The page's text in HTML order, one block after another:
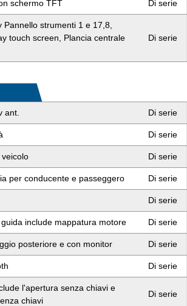
schermo TFT Di serie
strumenti 1 e 17,8,
touch screen, Plancia centrale
Di serie
ant. Di serie
Di serie
Di serie
per conducente e passeggero Di serie
Di serie
include mappatura motore Di serie
posteriore e con monitor Di serie
Di serie
l'apertura senza chiavi e
chiavi
Di serie